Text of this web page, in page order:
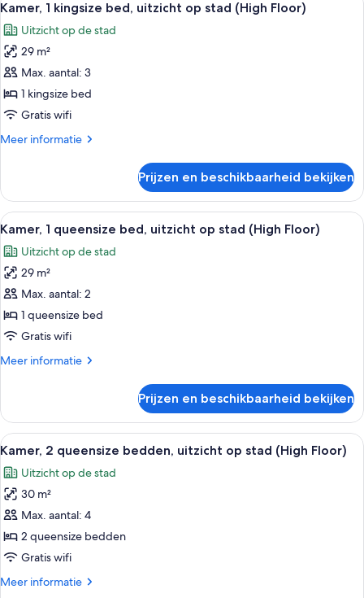
foto's
voor
Kamer,
1
kingsize
bed,
op
Floor)
laden
5
Kamer, 1 kingsize bed, uitzicht op stad (High Floor)
Uitzicht op de stad
29 m²
Max. aantal: 3
1 kingsize bed
Gratis wifi
Meer informatie
Meer
1
kingsize
bed,
op
stad
(High
Floor)
Prijzen en beschikbaarheid bekijken
Alle
foto's
voor
Kamer,
1
queensize
bed,
op
Floor)
laden
Een hotelkamer met een modern
3
Kamer, 1 queensize bed, uitzicht op stad (High Floor)
Uitzicht op de stad
29 m²
Max. aantal: 2
1 queensize bed
Gratis wifi
Meer informatie
Meer
1
queensize
bed,
op
stad
(High
Floor)
Prijzen en beschikbaarheid bekijken
Alle
foto's
voor
Kamer,
2
queensize
bedden,
op
Hotelkamer met twee bedden, een
5
Kamer, 2 queensize bedden, uitzicht op stad (High Floor)
Uitzicht op de stad
30 m²
Max. aantal: 4
2 queensize bedden
Gratis wifi
Meer informatie
Meer